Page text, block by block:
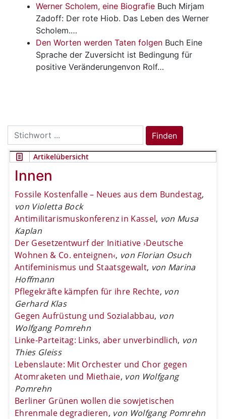
Werner Scholem, eine Biografie Buch Mirjam
Zadoff: Der rote Hiob. Das Leben des Werner
Scholem.…
Den Worten werden Taten folgen Buch Eine
Sprache der Zuversicht ist Bedingung für
positive Veränderungenvon Rolf…
Search
for:
Finden
Artikelübersicht
Innen
Fossile Kostenfalle – Neues aus dem Bundestag,
von Violetta Bock
Antimilitarismuskonferenz in Kassel, von Musa
Kaplan
Der Gesetzentwurf der Initiative ›Deutsche
Wohnen & Co. enteignen‹, von Florian Osuch
Antifeminismus und Staatsgewalt, von Marina
Hoffmann
Pflegekräfte kämpfen für ihre Rechte, von
Gerhard Klas
Gegen Aufrüstung und Sozialabbau, von
Wolfgang Pomrehn
Linke-Parteitag: Links, aber unverbindlich, von
Thies Gleiss
Lebenslaute: Mit Orchester und Chor gegen
Atomraketen und Miethaie, von Wolfgang
Pomrehn
Berliner Grünen wollen die sowjetischen
Ehrenmale degradieren, von Wolfgang Pomrehn